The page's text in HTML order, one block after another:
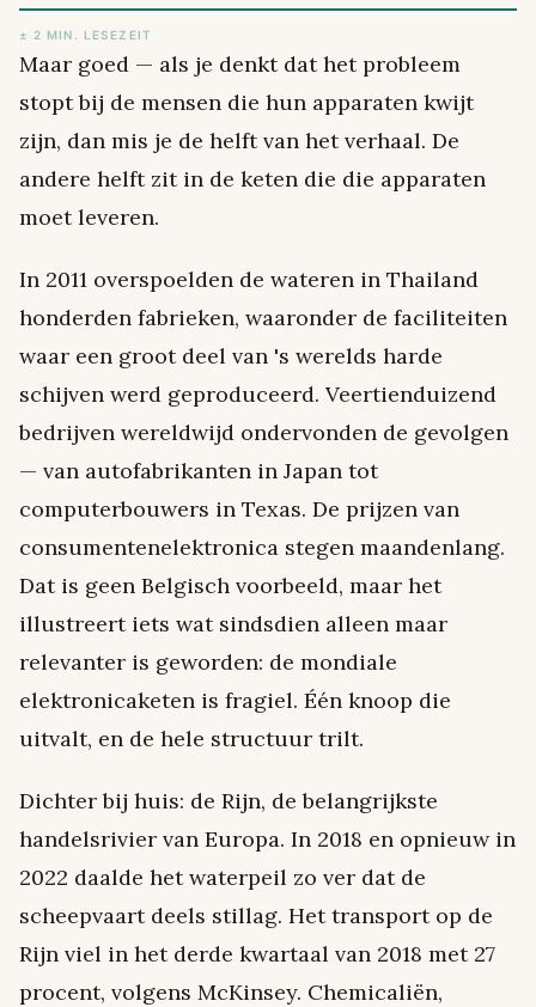
± 2 MIN. LESEZEIT
Maar goed — als je denkt dat het probleem
stopt bij de mensen die hun apparaten kwijt
zijn, dan mis je de helft van het verhaal. De
andere helft zit in de keten die die apparaten
moet leveren.
In 2011 overspoelden de wateren in Thailand
honderden fabrieken, waaronder de faciliteiten
waar een groot deel van 's werelds harde
schijven werd geproduceerd. Veertienduizend
bedrijven wereldwijd ondervonden de gevolgen
— van autofabrikanten in Japan tot
computerbouwers in Texas. De prijzen van
consumentenelektronica stegen maandenlang.
Dat is geen Belgisch voorbeeld, maar het
illustreert iets wat sindsdien alleen maar
relevanter is geworden: de mondiale
elektronicaketen is fragiel. Één knoop die
uitvalt, en de hele structuur trilt.
Dichter bij huis: de Rijn, de belangrijkste
handelsrivier van Europa. In 2018 en opnieuw in
2022 daalde het waterpeil zo ver dat de
scheepvaart deels stillag. Het transport op de
Rijn viel in het derde kwartaal van 2018 met 27
procent, volgens McKinsey. Chemicaliën,